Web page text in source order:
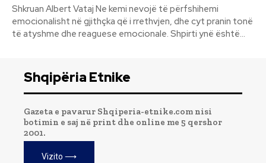
Shkruan Albert Vataj Ne kemi nevojë të përfshihemi
emocionalisht në gjithçka që i rrethvjen, dhe cyt pranin tonë
të atyshme dhe reaguese emocionale. Shpirti ynë është...
Shqipëria Etnike
Gazeta e pavarur Shqiperia-etnike.com nisi
botimin e saj në print dhe online me 5 qershor
2001.
Vizito ⟶